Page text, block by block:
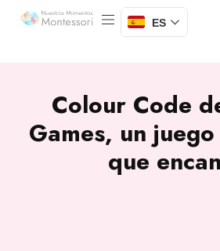
ES
Colour Code
Games, un
que